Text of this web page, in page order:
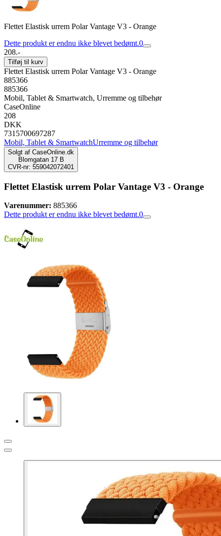
Flettet Elastisk urrem Polar Vantage V3 - Orange
Dette produkt er endnu ikke blevet bedømt.0
208.-
Tilføj til kurv
Flettet Elastisk urrem Polar Vantage V3 - Orange
885366
885366
Mobil, Tablet & Smartwatch, Urremme og tilbehør
CaseOnline
208
DKK
7315700697287
Mobil, Tablet & SmartwatchUrremme og tilbehør
Solgt af CaseOnline.dk
Blomgatan 17 B
CVR-nr: 559042072401
Flettet Elastisk urrem Polar Vantage V3 - Orange
Varenummer: 885366
Dette produkt er endnu ikke blevet bedømt.0